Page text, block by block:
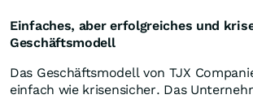
Einfaches, aber erfolgreiches und
Geschäftsmodell
Das Geschäftsmodell von TJX
einfach wie krisensicher. Das